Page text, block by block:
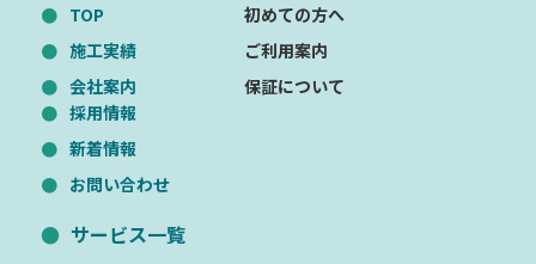
TOP
施工実績
会社案内
初めての方へ
ご利用案内
保証について
採用情報
新着情報
お問い合わせ
サービス一覧